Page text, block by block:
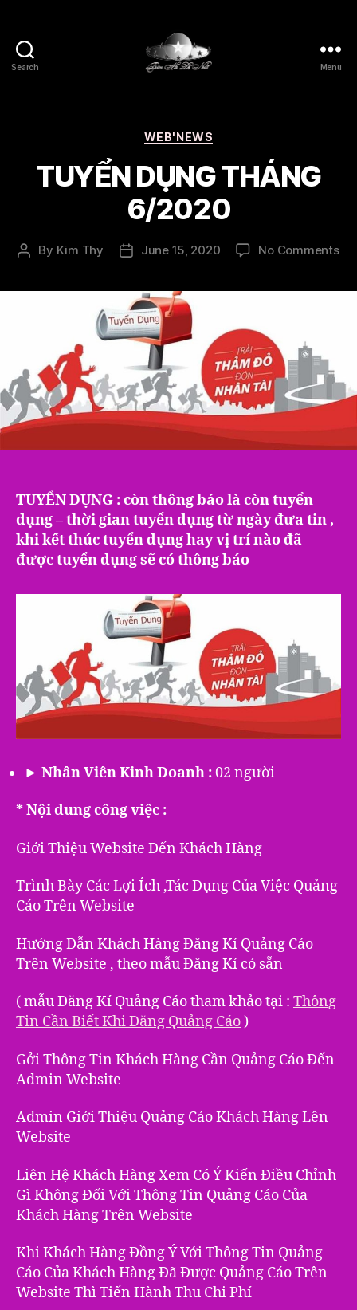
Search
Nhat
Menu
Categories
WEB'NEWS
TUYỂN DỤNG THÁNG
6/2020
Post
By Kim Thy
PostJune 15, 2020 No Commentson
TUYỂN DỤNG : còn thông báo là còn tuyển
dụng – thời gian tuyển dụng từ ngày đưa tin ,
khi kết thúc tuyển dụng hay vị trí nào đã
được tuyển dụng sẽ có thông báo
► Nhân Viên Kinh Doanh :02 người
* Nội dung công việc :
Giới Thiệu Website Đến Khách Hàng
Trình Bày Các Lợi Ích ,Tác Dụng Của Việc Quảng
Cáo Trên Website
Hướng Dẫn Khách Hàng Đăng Kí Quảng Cáo
Trên Website , theo mẫu Đăng Kí có sẵn
( mẫu Đăng Kí Quảng Cáo tham khảo tại : Thông
Tin Cần Biết Khi Đăng Quảng Cáo)
Gởi Thông Tin Khách Hàng Cần Quảng Cáo Đến
Admin Website
Admin Giới Thiệu Quảng Cáo Khách Hàng Lên
Website
Liên Hệ Khách Hàng Xem Có Ý Kiến Điều Chỉnh
Gì Không Đối Với Thông Tin Quảng Cáo Của
Khách Hàng Trên Website
Khi Khách Hàng Đồng Ý Với Thông Tin Quảng
Cáo Của Khách Hàng Đã Được Quảng Cáo Trên
Website Thì Tiến Hành Thu Chi Phí